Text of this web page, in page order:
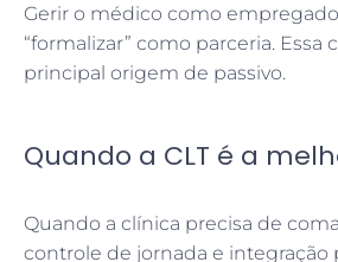
Gerir o médico como
“formalizar” como parceria. Essa
principal origem de passivo.
Quando a CLT é a
Quando a clínica precisa de
controle de jornada e integração